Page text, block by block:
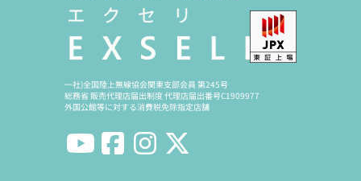
一社)全国陸上無線協会関東支部会員 第245号
総務省 販売代理店届出制度 代理店届出番号C1909977
外国公館等に対する消費税免除指定店舗